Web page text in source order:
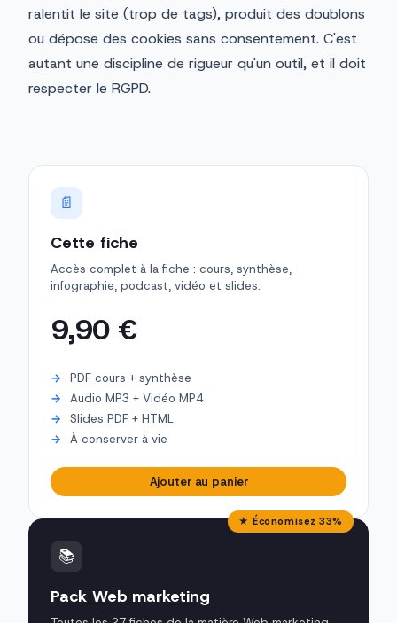
ralentit le site (trop de tags), produit des doublons
ou dépose des cookies sans consentement. C'est
autant une discipline de rigueur qu'un outil, et il doit
respecter le RGPD.
📄
Cette fiche
Accès complet à la fiche : cours, synthèse,
infographie, podcast, vidéo et slides.
9,90 €
PDF cours + synthèse
Audio MP3 + Vidéo MP4
Slides PDF + HTML
À conserver à vie
Ajouter au panier
★ Économisez 33%
📚
Pack Web marketing